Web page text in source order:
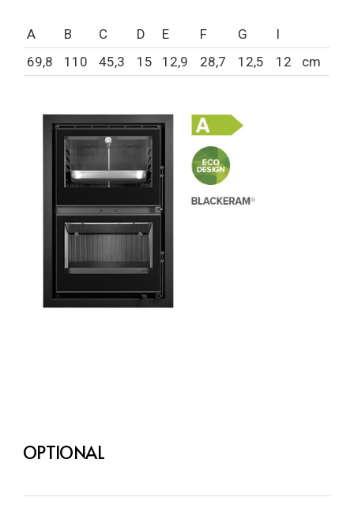
A B C D E F G
I
69,8
110 45,3 15 12,9 28,7 12,5 12 cm
OPTIONAL